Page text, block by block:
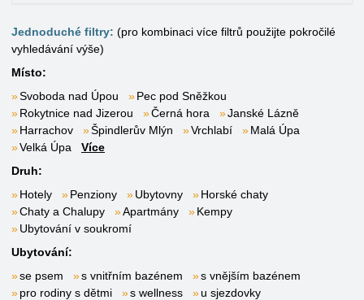
Jednoduché filtry: (pro kombinaci více filtrů použijte pokročilé
vyhledávání výše)
Místo:
Svoboda nad Úpou
Pec pod Sněžkou
Rokytnice nad Jizerou
Černá hora
Janské Lázně
Harrachov
Špindlerův Mlýn Vrchlabí
Malá Úpa
Velká Úpa
Více
Druh:
Hotely
Penziony Ubytovny
Horské chaty
Chaty a Chalupy
Apartmány
Kempy
Ubytování v soukromí
Ubytování:
se psem
s vnitřním bazénem
s vnějším bazénem
pro rodiny s dětmi
s wellness u sjezdovky